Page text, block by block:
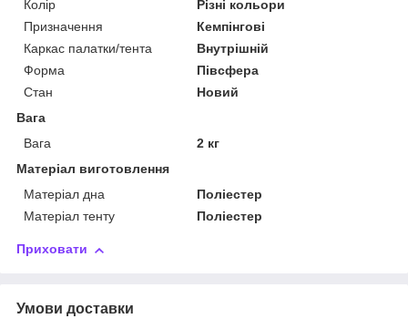
Колір
Різні кольори
Призначення
Кемпінгові
Каркас палатки/тента
Внутрішній
Форма
Півсфера
Стан
Новий
Вага
Вага
2 кг
Матеріал виготовлення
Матеріал дна
Поліестер
Матеріал тенту
Поліестер
Приховати
Умови доставки